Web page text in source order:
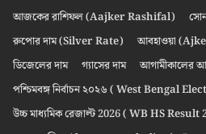
আজকের রাশিফল (Aajker Rashifal)
রুপোর দাম (Silver Rate)
আবহাওয়া
ডিজেলের দাম
গ্যাসের দাম
আগামীকালের
পশ্চিমবঙ্গ নির্বাচন ২০২৬ ( West Bengal
উচ্চ মাধ্যমিক রেজাল্ট 2026 ( WB HS Result